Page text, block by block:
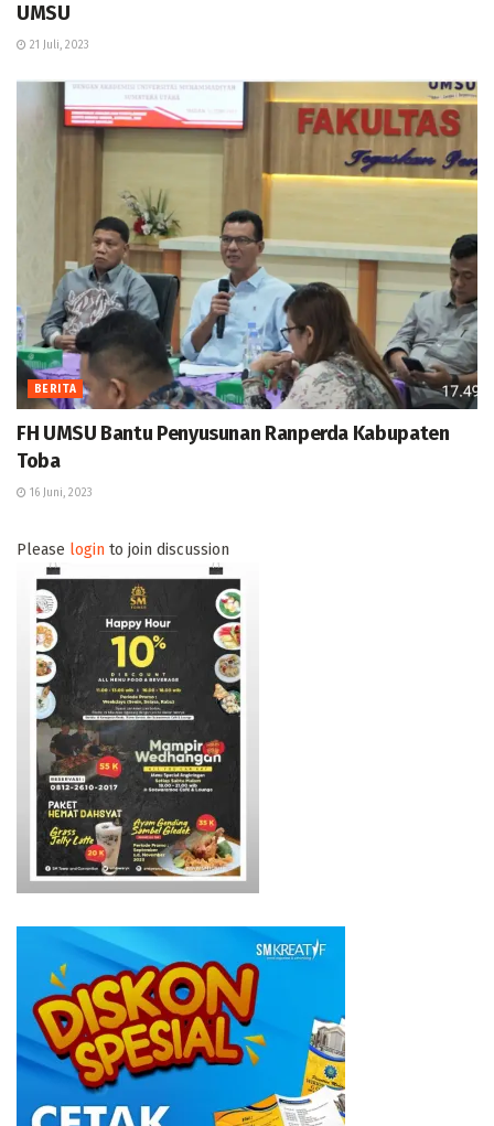
UMSU
21 Juli, 2023
BERITA
FH UMSU Bantu Penyusunan Ranperda Kabupaten
Toba
16 Juni, 2023
Please login to join discussion